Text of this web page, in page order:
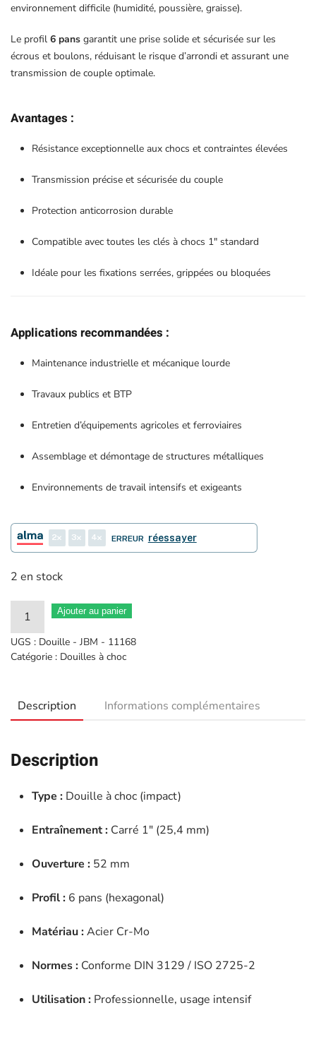
environnement difficile (humidité, poussière, graisse).
Le profil 6 pans garantit une prise solide et sécurisée sur les
écrous et boulons, réduisant le risque d’arrondi et assurant une
transmission de couple optimale.
Avantages :
Résistance exceptionnelle aux chocs et contraintes élevées
Transmission précise et sécurisée du couple
Protection anticorrosion durable
Compatible avec toutes les clés à chocs 1″ standard
Idéale pour les fixations serrées, grippées ou bloquées
Applications recommandées :
Maintenance industrielle et mécanique lourde
Travaux publics et BTP
Entretien d’équipements agricoles et ferroviaires
Assemblage et démontage de structures métalliques
Environnements de travail intensifs et exigeants
2 3 4 ERREUR réessayer
2 en stock
quantité
de
Douille
pans
-
11168
Ajouter au panier
UGS : Douille - JBM - 11168
Catégorie : Douilles à choc
Description Informations complémentaires
Description
Type : Douille à choc (impact)
Entraînement : Carré 1″ (25,4 mm)
Ouverture : 52 mm
Profil : 6 pans (hexagonal)
Matériau :Acier Cr-Mo
Normes : Conforme DIN 3129 / ISO 2725-2
Utilisation : Professionnelle, usage intensif